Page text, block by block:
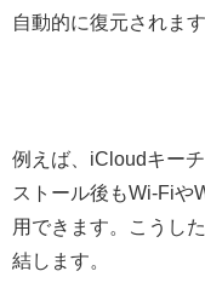
自動的に復元されます
例えば、iCloudキー
ストール後もWi-Fiや
用できます。こうし
結します。